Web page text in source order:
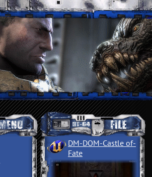
DM-DOM-Castle of­
Fate